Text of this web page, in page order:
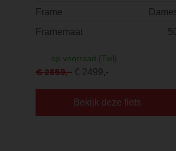
Frame
Framemaat
op voorraad (Tiel)
€ 2859,- € 2499,-
Bekijk deze fiets